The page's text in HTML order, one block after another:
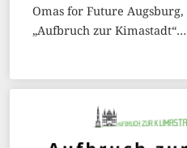
Omas for Future Augsburg,
„Aufbruch zur Kimastadt“…